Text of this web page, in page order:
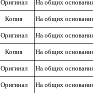
Оригинал На общих
Копия На общих
Оригинал На общих
Копия На общих
Оригинал На общих
Оригинал На общих